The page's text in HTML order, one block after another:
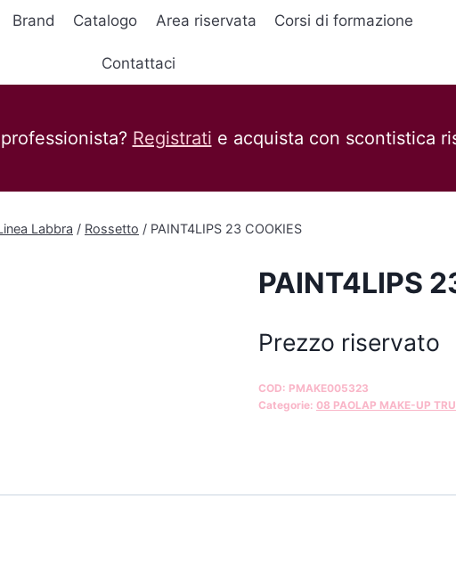
Brand Catalogo Area riservata Corsi di formazione
Contattaci
Registrati e acquista con scontistica
Labbra / Rossetto / PAINT4LIPS 23 COOKIES
PAINT4LIPS
Prezzo riservato
COD: PMAKE005323
Categorie: 08 PAOLAP MAKE-UP